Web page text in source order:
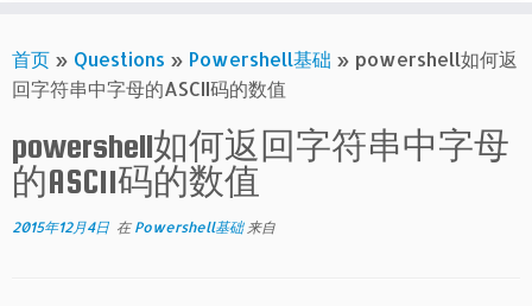
首页 » Questions » Powershell基础 » powershell如何返
回字符串中字母的ASCII码的数值
powershell如何返回字符串中字母
的ASCII码的数值
2015年12月4日 在 Powershell基础 来自